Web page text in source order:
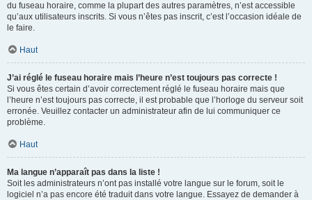
du fuseau horaire, comme la plupart des autres paramètres, n’est accessible
qu’aux utilisateurs inscrits. Si vous n’êtes pas inscrit, c’est l’occasion idéale de
le faire.
Haut
J’ai réglé le fuseau horaire mais l’heure n’est toujours pas correcte !
Si vous êtes certain d’avoir correctement réglé le fuseau horaire mais que
l’heure n’est toujours pas correcte, il est probable que l’horloge du serveur soit
erronée. Veuillez contacter un administrateur afin de lui communiquer ce
problème.
Haut
Ma langue n’apparaît pas dans la liste !
Soit les administrateurs n’ont pas installé votre langue sur le forum, soit le
logiciel n’a pas encore été traduit dans votre langue. Essayez de demander à